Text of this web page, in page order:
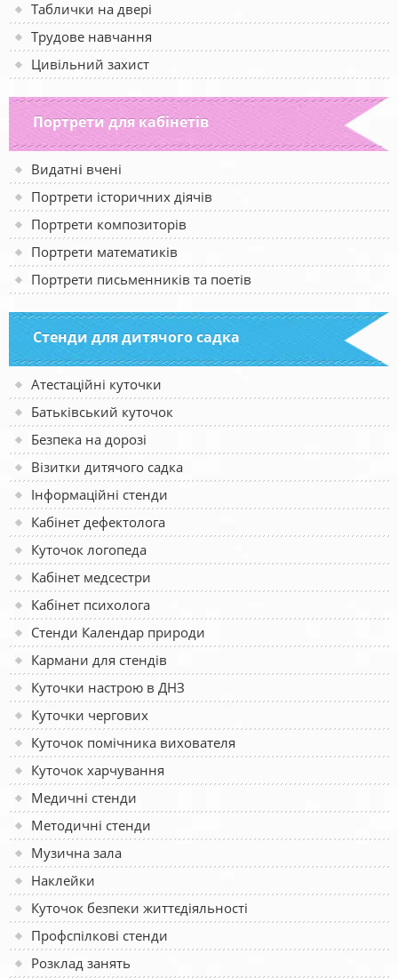
Таблички на двері
Трудове навчання
Цивільний захист
Портрети для кабінетів
Видатні вчені
Портрети історичних діячів
Портрети композиторів
Портрети математиків
Портрети письменників та поетів
Стенди для дитячого садка
Атестаційні куточки
Батьківський куточок
Безпека на дорозі
Візитки дитячого садка
Інформаційні стенди
Кабінет дефектолога
Куточок логопеда
Кабінет медсестри
Кабінет психолога
Стенди Календар природи
Кармани для стендів
Куточки настрою в ДНЗ
Куточки чергових
Куточок помічника вихователя
Куточок харчування
Медичні стенди
Методичні стенди
Музична зала
Наклейки
Куточок безпеки життєдіяльності
Профспілкові стенди
Розклад занять